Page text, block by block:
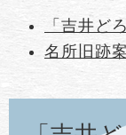
「吉井ど
名所旧跡